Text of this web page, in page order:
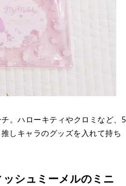
。ハローキティやクロミなど、5
しキャラのグッズを入れて持ち
シュミーメルのミニ